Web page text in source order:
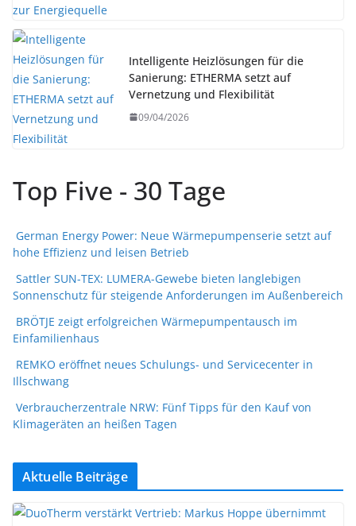
Intelligente Heizlösungen für die
Sanierung: ETHERMA setzt auf
Vernetzung und Flexibilität
09/04/2026
Top Five - 30 Tage
German Energy Power: Neue Wärmepumpenserie setzt auf
hohe Effizienz und leisen Betrieb
Sattler SUN-TEX: LUMERA-Gewebe bieten langlebigen
Sonnenschutz für steigende Anforderungen im Außenbereich
BRÖTJE zeigt erfolgreichen Wärmepumpentausch im
Einfamilienhaus
REMKO eröffnet neues Schulungs- und Servicecenter in
Illschwang
Verbraucherzentrale NRW: Fünf Tipps für den Kauf von
Klimageräten an heißen Tagen
Aktuelle Beiträge